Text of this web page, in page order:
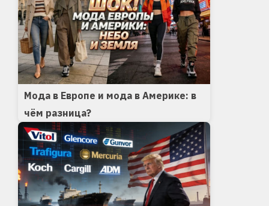
Мода в Европе и мода в Америке: в
чём разница?